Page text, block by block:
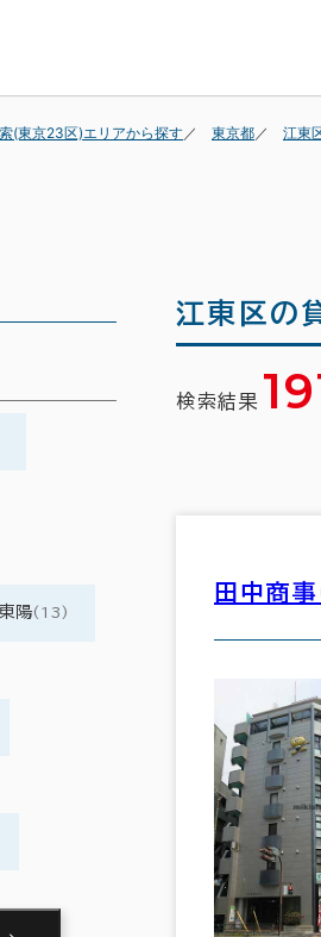
(東京23区)エリアから探す 東京都 江東
江東区の
検索結果
田中商事
東陽(13)